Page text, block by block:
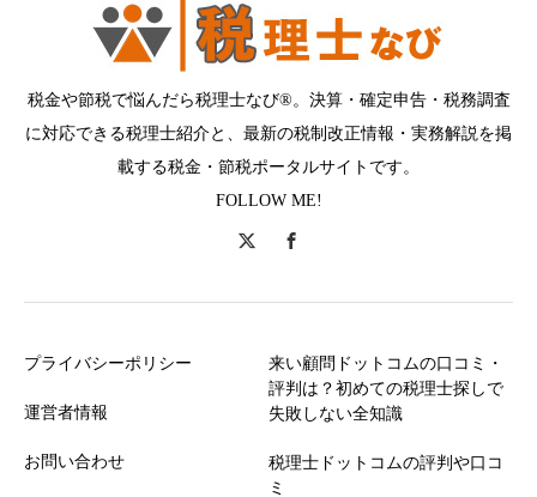
税金や節税で悩んだら税理士なび®。決算・確定申告・税務調査
に対応できる税理士紹介と、最新の税制改正情報・実務解説を掲
載する税金・節税ポータルサイトです。
FOLLOW ME!
プライバシーポリシー
運営者情報
お問い合わせ
来い顧問ドットコムの口コミ・
評判は？初めての税理士探しで
失敗しない全知識
税理士ドットコムの評判や口コ
ミ